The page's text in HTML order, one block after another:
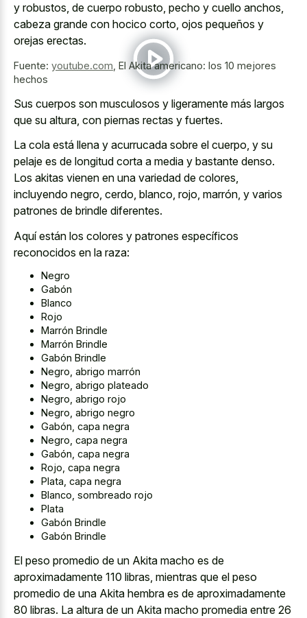
y robustos, de cuerpo robusto, pecho y cuello anchos,
cabeza grande con hocico corto, ojos pequeños y
orejas erectas.
Fuente: youtube.com El Akita americano: los 10 mejores
hechos
Sus cuerpos son musculosos y ligeramente más largos
que su altura, con piernas rectas y fuertes.
La cola está llena y acurrucada sobre el cuerpo, y su
pelaje es de longitud corta a media y bastante denso.
Los akitas vienen en una variedad de colores,
incluyendo negro, cerdo, blanco, rojo, marrón, y varios
patrones de brindle diferentes.
Aquí están los colores y patrones específicos
reconocidos en la raza:
Negro
Gabón
Blanco
Rojo
Marrón Brindle
Marrón Brindle
Gabón Brindle
Negro, abrigo marrón
Negro, abrigo plateado
Negro, abrigo rojo
Negro, abrigo negro
Gabón, capa negra
Negro, capa negra
Gabón, capa negra
Rojo, capa negra
Plata, capa negra
Blanco, sombreado rojo
Plata
Gabón Brindle
Gabón Brindle
El peso promedio de un Akita macho es de
aproximadamente 110 libras, mientras que el peso
promedio de una Akita hembra es de aproximadamente
80 libras. La altura de un Akita macho promedia entre 26